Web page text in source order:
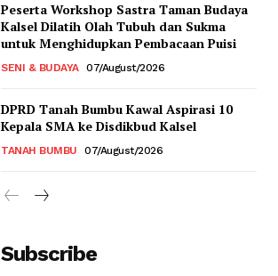
Peserta Workshop Sastra Taman Budaya
Kalsel Dilatih Olah Tubuh dan Sukma
untuk Menghidupkan Pembacaan Puisi
SENI & BUDAYA 07/August/2026
DPRD Tanah Bumbu Kawal Aspirasi 10
Kepala SMA ke Disdikbud Kalsel
TANAH BUMBU 07/August/2026
Subscribe